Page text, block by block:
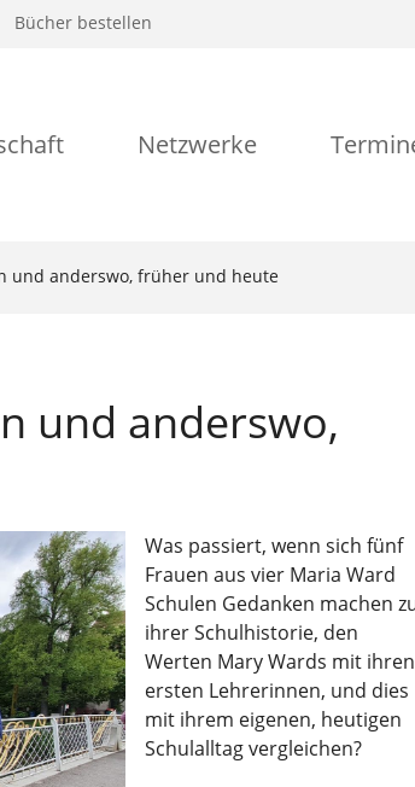
Bücher bestellen
Netzwerke
und anderswo, früher und heute
und anderswo,
Was passiert, wenn sich fünf
Frauen aus vier Maria Ward
Schulen Gedanken machen
ihrer Schulhistorie, den
Werten Mary Wards mit ihren
ersten Lehrerinnen, und dies
mit ihrem eigenen, heutigen
Schulalltag vergleichen?